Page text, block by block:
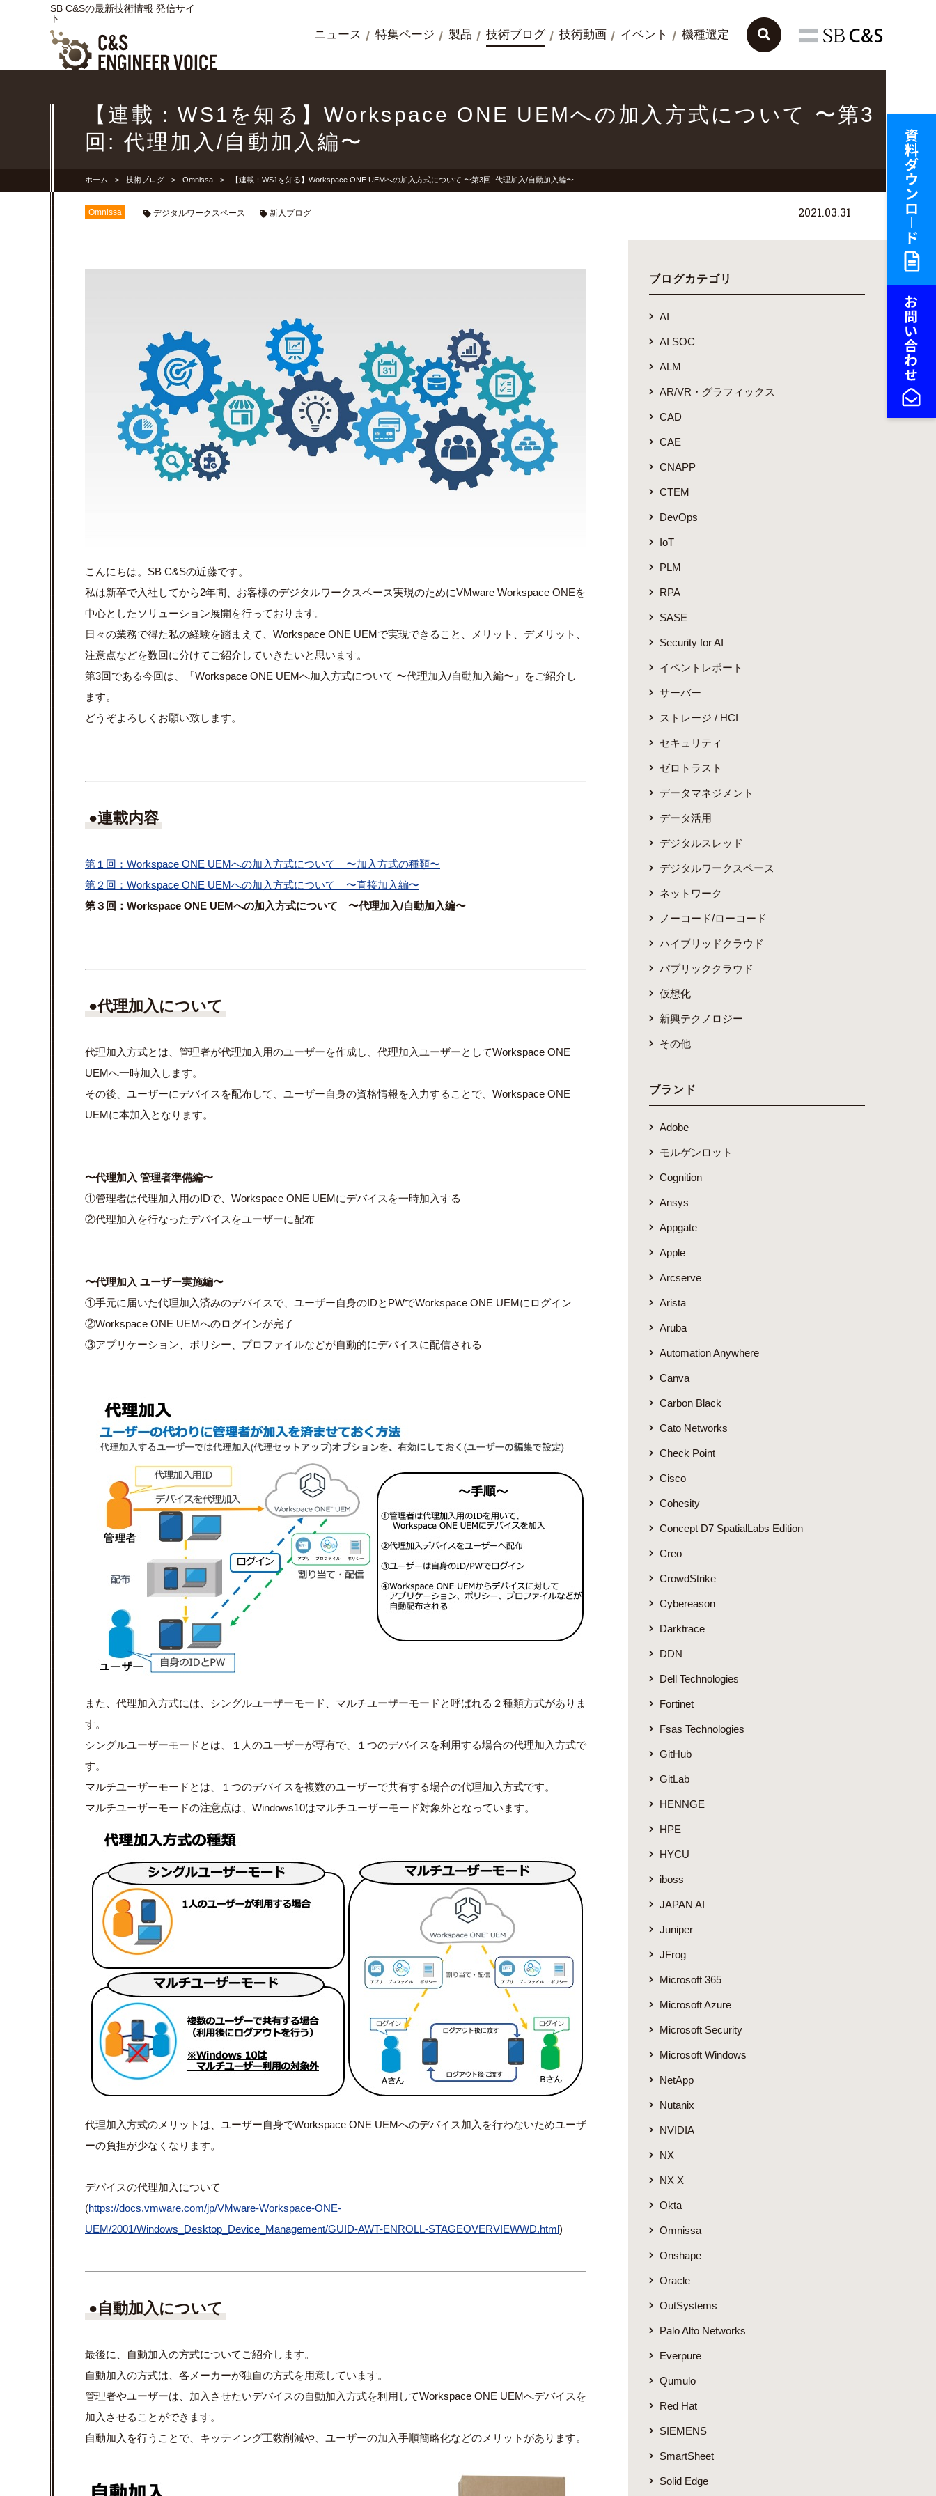
SB C&Sの最新技術情報 発信サイ
ト
ニュース 特集ページ 製品 技術ブログ 技術動画 イベント 機種選定
【連載：WS1を知る】Workspace ONE UEMへの加入方式について 〜第3
回: 代理加入/自動加入編〜
ホーム 技術ブログ Omnissa 【連載：WS1を知る】Workspace ONE UEMへの加入方式について 〜第3回: 代理加入/自動加入編〜
Omnissa デジタルワークスペース 新人ブログ 2021.03.31
こんにちは。 SB C&Sの近藤です。
私は新卒で入社してから2年間、お客様のデジタルワークスペース実現のためにVMware Workspace ONEを
中心としたソリューション展開を行っております。
日々の業務で得た私の経験を踏まえて、 Workspace ONE UEMで実現できること、メリット、デメリット、
注意点などを数回に分けてご紹介していきたいと思います。
第3回である今回は、「Workspace ONE UEMへ加入方式について 〜代理加入/自動加入編〜」をご紹介し
ます。
どうぞよろしくお願い致します。
●連載内容
第１回： Workspace ONE UEMへの加入方式について 〜加入方式の種類〜
第２回： Workspace ONE UEMへの加入方式について 〜直接加入編〜
第３回：Workspace ONE UEMへの加入方式について 〜代理加入/自動加入編〜
●代理加入について
代理加入方式とは、管理者が代理加入用のユーザーを作成し、代理加入ユーザーとしてWorkspace ONE
UEMへ一時加入します。
その後、ユーザーにデバイスを配布して、ユーザー自身の資格情報を入力することで、Workspace ONE
UEMに本加入となります。
〜代理加入 管理者準備編〜
①管理者は代理加入用のIDで、 Workspace ONE UEMにデバイスを一時加入する
②代理加入を行なったデバイスをユーザーに配布
〜代理加入 ユーザー実施編〜
①手元に届いた代理加入済みのデバイスで、ユーザー自身のIDと PWでWorkspace ONE UEMにログイン
②Workspace ONE UEMへのログインが完了
③アプリケーション、ポリシー、プロファイルなどが自動的にデバイスに配信される
また、代理加入方式には、シングルユーザーモード、マルチユーザーモードと呼ばれる２種類方式がありま
す。
シングルユーザーモードとは、１人のユーザーが専有で、１つのデバイスを利用する場合の代理加入方式で
す。
マルチユーザーモードとは、１つのデバイスを複数のユーザーで共有する場合の代理加入方式です。
マルチユーザーモードの注意点は、 Windows10はマルチユーザーモード対象外となっています。
代理加入方式のメリットは、ユーザー自身でWorkspace ONE UEMへのデバイス加入を行わないためユーザ
ーの負担が少なくなります。
デバイスの代理加入について
(https://docs.vmware.com/jp/VMware-Workspace-ONE-
UEM/2001/Windows_Desktop_Device_Management/GUID-AWT-ENROLL-STAGEOVERVIEWWD.html)
●自動加入について
最後に、自動加入の方式についてご紹介します。
自動加入の方式は、各メーカーが独自の方式を用意しています。
管理者やユーザーは、加入させたいデバイスの自動加入方式を利用してWorkspace ONE UEMへデバイスを
加入させることができます。
自動加入を行うことで、キッティング工数削減や、ユーザーの加入手順簡略化などのメリットがあります。
ブログカテゴリ
AI
AI SOC
ALM
AR/VR・グラフィックス
CAD
CAE
CNAPP
CTEM
DevOps
IoT
PLM
RPA
SASE
Security for AI
イベントレポート
サーバー
ストレージ / HCI
セキュリティ
ゼロトラスト
データマネジメント
データ活用
デジタルスレッド
デジタルワークスペース
ネットワーク
ノーコード/ローコード
ハイブリッドクラウド
パブリッククラウド
仮想化
新興テクノロジー
その他
ブランド
Adobe
モルゲンロット
Cognition
Ansys
Appgate
Apple
Arcserve
Arista
Aruba
Automation Anywhere
Canva
Carbon Black
Cato Networks
Check Point
Cisco
Cohesity
Concept D7 SpatialLabs Edition
Creo
CrowdStrike
Cybereason
Darktrace
DDN
Dell Technologies
Fortinet
Fsas Technologies
GitHub
GitLab
HENNGE
HPE
HYCU
iboss
JAPAN AI
Juniper
JFrog
Microsoft 365
Microsoft Azure
Microsoft Security
Microsoft Windows
NetApp
Nutanix
NVIDIA
NX
NX X
Okta
Omnissa
Onshape
Oracle
OutSystems
Palo Alto Networks
Everpure
Qumulo
Red Hat
SIEMENS
SmartSheet
Solid Edge